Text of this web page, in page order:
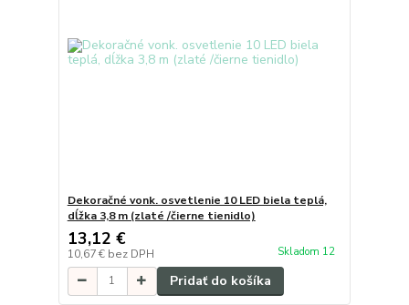
Dekoračné vonk. osvetlenie 10 LED biela teplá,
dĺžka 3,8 m (zlaté /čierne tienidlo)
13,12 €
10,67 € bez DPH Skladom 12
Pridať do košíka